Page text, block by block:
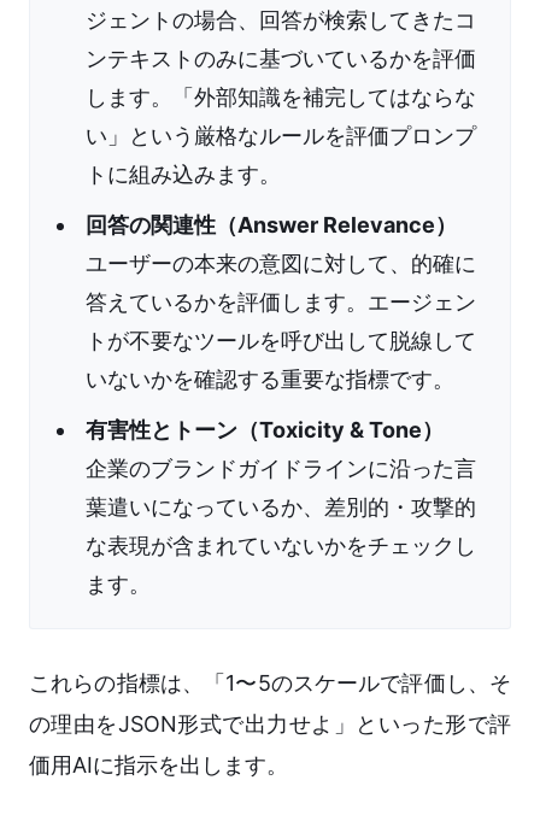
ジェントの場合、回答が検索してきたコ
ンテキストのみに基づいているかを評価
します。「外部知識を補完してはならな
い」という厳格なルールを評価プロンプ
トに組み込みます。
回答の関連性（Answer Relevance）
ユーザーの本来の意図に対して、的確に
答えているかを評価します。エージェン
トが不要なツールを呼び出して脱線して
いないかを確認する重要な指標です。
有害性とトーン（Toxicity & Tone）
企業のブランドガイドラインに沿った言
葉遣いになっているか、差別的・攻撃的
な表現が含まれていないかをチェックし
ます。
これらの指標は、「1〜5のスケールで評価し、そ
の理由をJSON形式で出力せよ」といった形で評
価用AIに指示を出します。